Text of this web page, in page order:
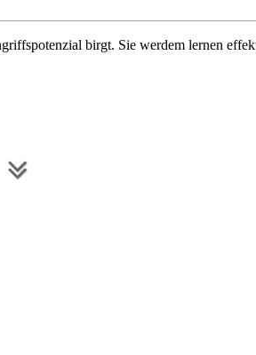
birgt. Sie werdem lernen